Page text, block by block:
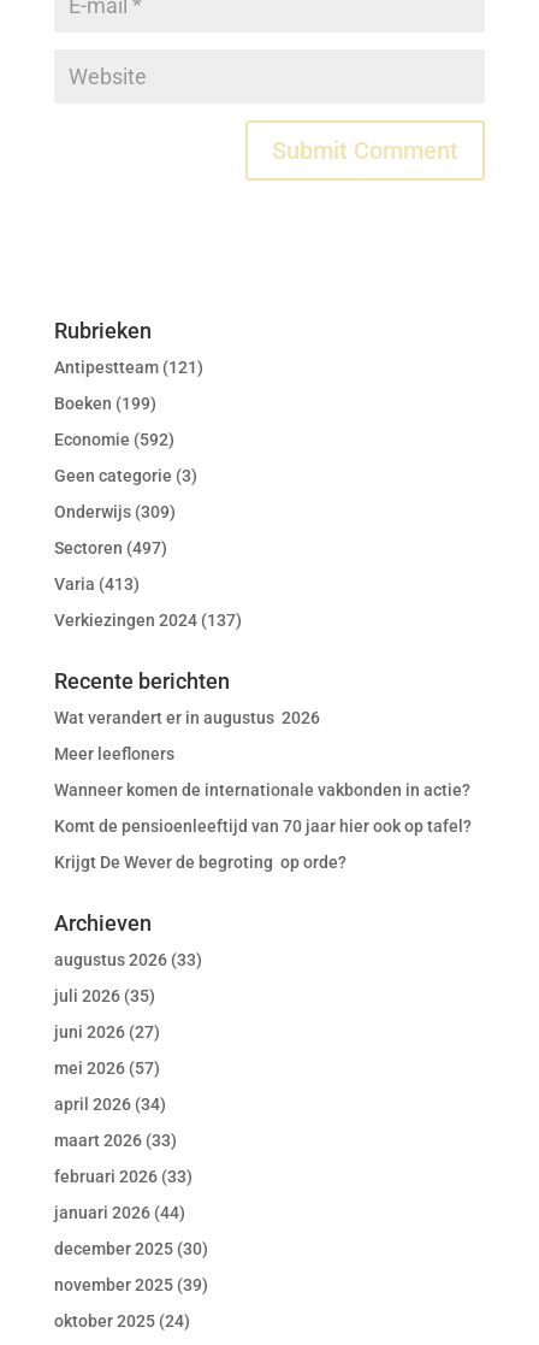
Rubrieken
Antipestteam(121)
Boeken (199)
Economie (592)
Geen categorie (3)
Onderwijs(309)
Sectoren (497)
Varia (413)
Verkiezingen 2024(137)
Recente berichten
Wat verandert er in augustus 2026
Meer leefloners
Wanneer komen de internationale vakbonden in actie?
Komt de pensioenleeftijd van 70 jaar hier ook op tafel?
Krijgt De Wever de begroting op orde?
Archieven
augustus 2026(33)
juli 2026(35)
juni 2026(27)
mei 2026(57)
april 2026(34)
maart 2026(33)
februari 2026(33)
januari 2026(44)
december 2025(30)
november 2025(39)
oktober 2025(24)